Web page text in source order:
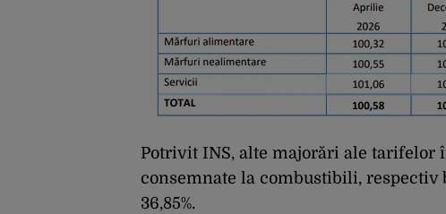
Potrivit INS, alte majorări ale tarifelor
consemnate la combustibili, respectiv
36,85%.